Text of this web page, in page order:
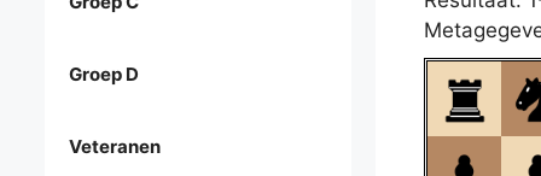
Groep D
Veteranen